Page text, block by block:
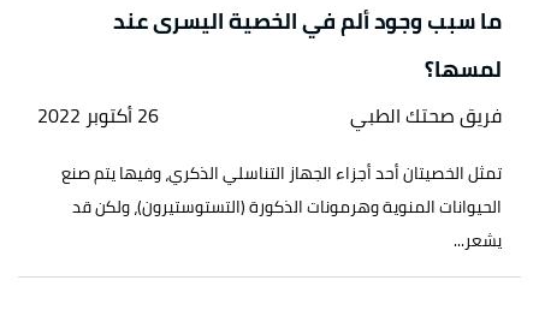
ما سبب وجود ألم في الخصية اليسرى عند
لمسها؟
فريق صحتك الطبي 26 أكتوبر 2022
تمثل الخصيتان أحد أجزاء الجهاز التناسلي الذكري، وفيها يتم صنع
الحيوانات المنوية وهرمونات الذكورة (التستوستيرون)، ولكن قد
يشعر...